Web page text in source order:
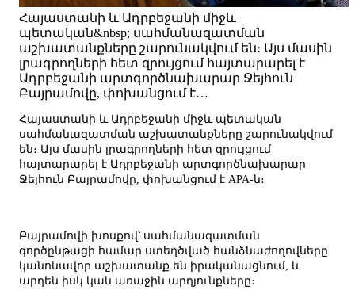
Հայաստանի և Ադրբեջանի միջև
պետական&nbsp; սահմանազատման
աշխատանքները շարունակվում են։ Այս մասին
լրագրողների հետ զրույցում հայտարարել է
Ադրբեջանի արտգործնախարար Ջեյհուն
Բայրամովը, փոխանցում է…
Հայաստանի և Ադրբեջանի միջև պետական
սահմանազատման աշխատանքները շարունակվում
են։ Այս մասին լրագրողների հետ զրույցում
հայտարարել է Ադրբեջանի արտգործնախարար
Ջեյհուն Բայրամովը, փոխանցում է APA-ն։
Բայրամովի խոսքով՝ սահմանազատման
գործընթացի համար ստեղծված հանձնաժողովները
կանոնավոր աշխատանք են իրականացնում, և
արդեն իսկ կան առաջին արդյունքները։